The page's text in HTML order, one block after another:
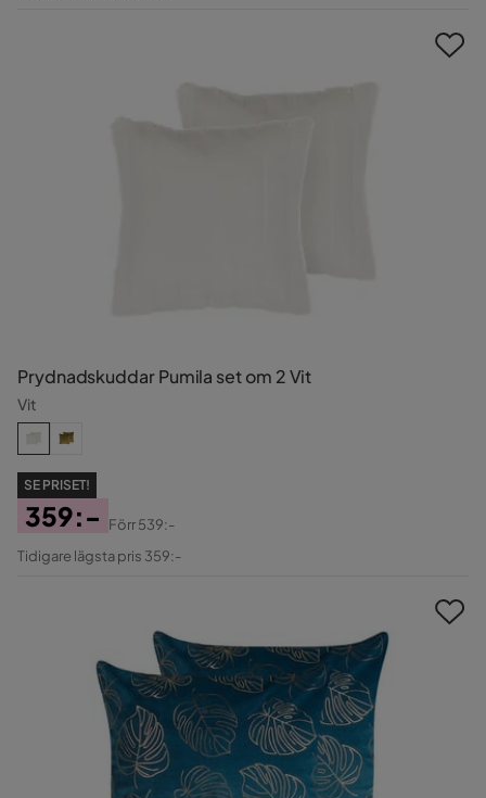
Prydnadskuddar Pumila set om 2 Vit
Vit
SE PRISET!
Pris
359:-
Original
Förr539:-
Tidigare lägsta pris 359:-